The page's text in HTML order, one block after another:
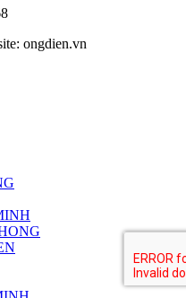
ongdien.vn